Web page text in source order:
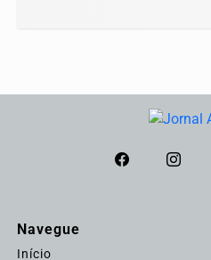
Navegue
Início